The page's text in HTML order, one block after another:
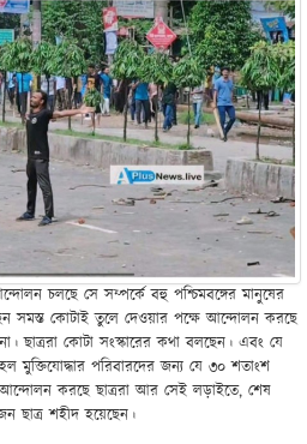
চলছে সে সম্পর্কে বহু পশ্চিমবঙ্গের মানুষের
সমস্ত কোটাই তুলে দেওয়ার পক্ষে আন্দোলন করছে
ছাত্ররা কোটা সংস্কারের কথা বলছেন। এবং যে
মুক্তিযোদ্ধার পরিবারদের জন্য যে ৩০ শতাংশ
করছে ছাত্ররা আর সেই লড়াইতে, শেষ
ছাত্র শহীদ হয়েছেন।